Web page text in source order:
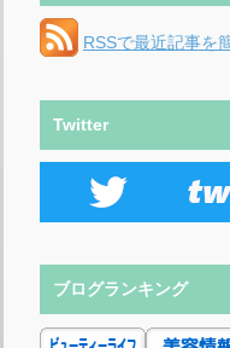
RSSで最近記事を
Twitter
ブログランキング